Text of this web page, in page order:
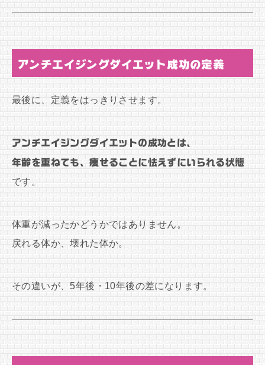
アンチエイジングダイエット成功の定義
最後に、定義をはっきりさせます。
アンチエイジングダイエットの成功とは、
年齢を重ねても、痩せることに怯えずにいられる状態
です。
体重が減ったかどうかではありません。
戻れる体か、壊れた体か。
その違いが、5年後・10年後の差になります。